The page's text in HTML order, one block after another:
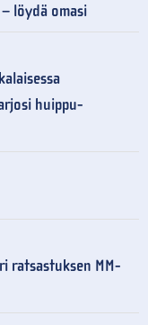
löydä omasi
huippu-
ratsastuksen MM-